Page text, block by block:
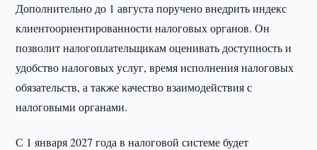
Дополнительно до 1 августа поручено внедрить индекс
клиентоориентированности налоговых органов. Он
позволит налогоплательщикам оценивать доступность и
удобство налоговых услуг, время исполнения налоговых
обязательств, а также качество взаимодействия с
налоговыми органами.
С 1 января 2027 года в налоговой системе будет